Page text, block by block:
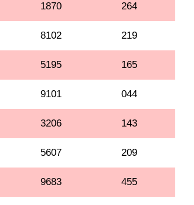
1870 264
8102 219
5195 165
9101 044
3206 143
5607 209
9683 455